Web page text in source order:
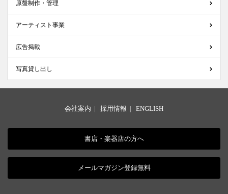
原盤制作・管理
アーティスト事業
広告掲載
写真貸し出し
会社案内 | 採用情報 | ENGLISH
書店・楽器店の方へ
メールマガジン登録無料